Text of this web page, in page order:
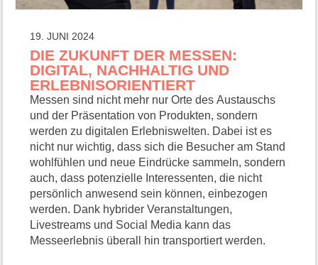
19. JUNI 2024
DIE ZUKUNFT DER MESSEN:
DIGITAL, NACHHALTIG UND
ERLEBNISORIENTIERT
Messen sind nicht mehr nur Orte des Austauschs
und der Präsentation von Produkten, sondern
werden zu digitalen Erlebniswelten. Dabei ist es
nicht nur wichtig, dass sich die Besucher am Stand
wohlfühlen und neue Eindrücke sammeln, sondern
auch, dass potenzielle Interessenten, die nicht
persönlich anwesend sein können, einbezogen
werden. Dank hybrider Veranstaltungen,
Livestreams und Social Media kann das
Messeerlebnis überall hin transportiert werden.